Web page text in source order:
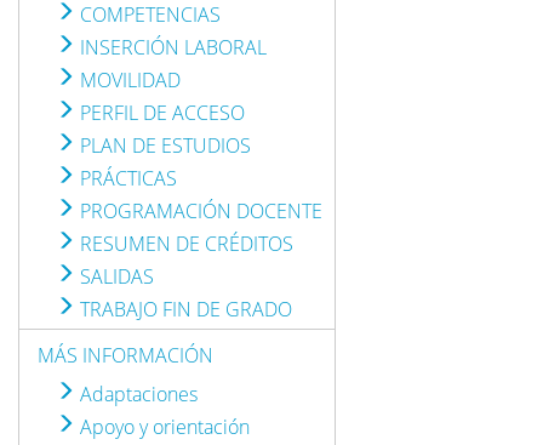
COMPETENCIAS
INSERCIÓN LABORAL
MOVILIDAD
PERFIL DE ACCESO
PLAN DE ESTUDIOS
PRÁCTICAS
PROGRAMACIÓN DOCENTE
RESUMEN DE CRÉDITOS
SALIDAS
TRABAJO FIN DE GRADO
MÁS INFORMACIÓN
Adaptaciones
Apoyo y orientación